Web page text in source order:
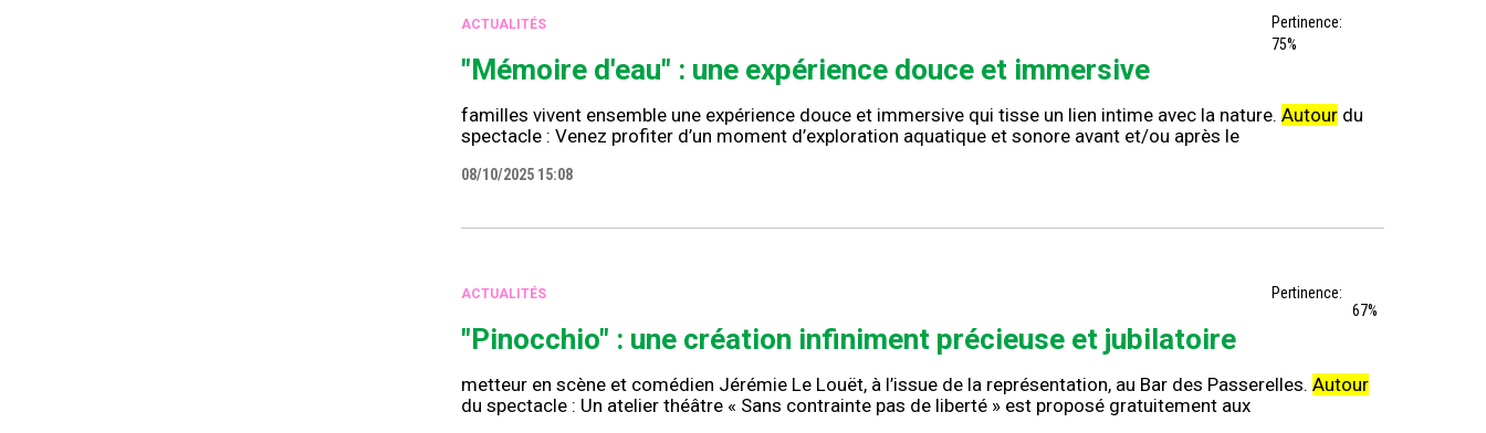
ACTUALITÉS
Pertinence:
75%
"Mémoire d'eau" : une expérience douce et immersive
familles vivent ensemble une expérience douce et immersive qui tisse un lien intime avec la nature. Autourdu
spectacle : Venez profiter d’un moment d’exploration aquatique et sonore avant et/ou après le
08/10/2025 15:08
ACTUALITÉS
Pertinence:
67%
"Pinocchio" : une création infiniment précieuse et jubilatoire
metteur en scène et comédien Jérémie Le Louët, à l’issue de la représentation, au Bar des Passerelles. Autour
du spectacle : Un atelier théâtre « Sans contrainte pas de liberté » est proposé gratuitement aux